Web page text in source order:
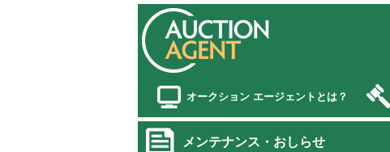
オークション エージェントとは？
メンテナンス・おしらせ